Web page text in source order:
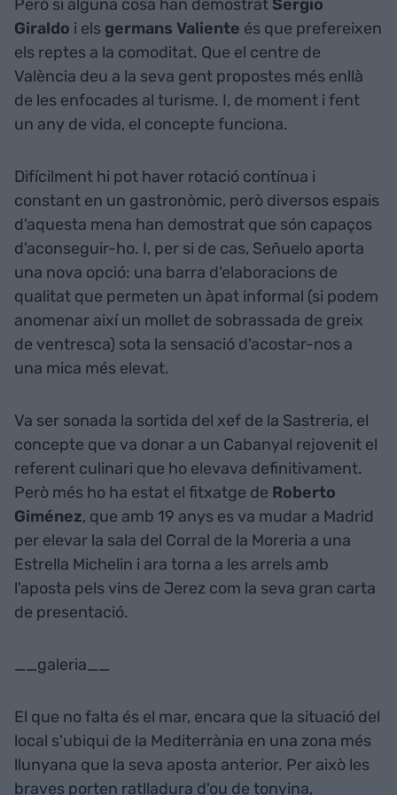
Però si alguna cosa han demostrat Sergio
Giraldo i els germans Valiente és que prefereixen
els reptes a la comoditat. Que el centre de
València deu a la seva gent propostes més enllà
de les enfocades al turisme. I, de moment i fent
un any de vida, el concepte funciona.
Difícilment hi pot haver rotació contínua i
constant en un gastronòmic, però diversos espais
d'aquesta mena han demostrat que són capaços
d'aconseguir-ho. I, per si de cas, Señuelo aporta
una nova opció: una barra d'elaboracions de
qualitat que permeten un àpat informal (si podem
anomenar així un mollet de sobrassada de greix
de ventresca) sota la sensació d'acostar-nos a
una mica més elevat.
Va ser sonada la sortida del xef de la Sastreria, el
concepte que va donar a un Cabanyal rejovenit el
referent culinari que ho elevava definitivament.
Però més ho ha estat el fitxatge de Roberto
Giménez, que amb 19 anys es va mudar a Madrid
per elevar la sala del Corral de la Moreria a una
Estrella Michelin i ara torna a les arrels amb
l'aposta pels vins de Jerez com la seva gran carta
de presentació.
__galeria__
El que no falta és el mar, encara que la situació del
local s'ubiqui de la Mediterrània en una zona més
llunyana que la seva aposta anterior. Per això les
braves porten ratlladura d'ou de tonyina,